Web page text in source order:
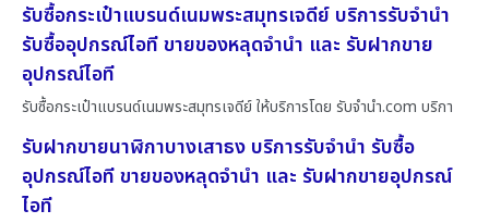
รับซื้อกระเป๋าแบรนด์เนมพระสมุทรเจดีย์ บริการรับจำนำ
รับซื้ออุปกรณ์ไอที ขายของหลุดจำนำ และ รับฝากขาย
อุปกรณ์ไอที
รับซื้อกระเป๋าแบรนด์เนมพระสมุทรเจดีย์ ให้บริการโดย รับจํานํา.com บริกา
รับฝากขายนาฬิกาบางเสาธง บริการรับจำนำ รับซื้อ
อุปกรณ์ไอที ขายของหลุดจำนำ และ รับฝากขายอุปกรณ์
ไอที